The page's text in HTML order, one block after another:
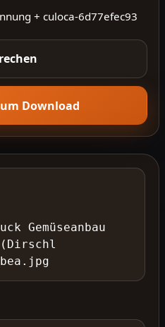
+ culoca-6d77efec93
Download
Gemüseanbau